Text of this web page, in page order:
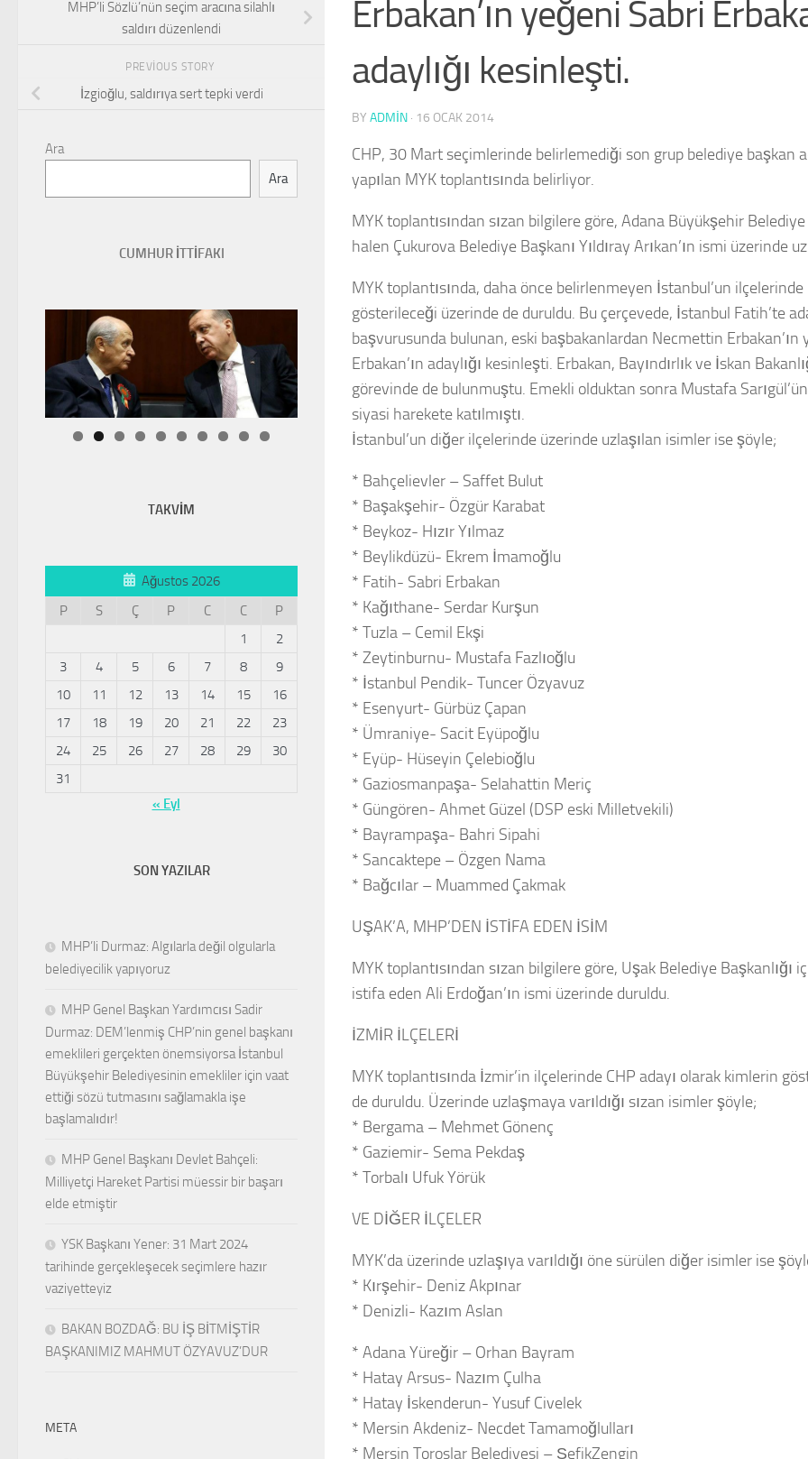
Erbakan’ın yeğeni Sabri
adaylığı kesinleşti.
BY ADMIN · 16 OCAK 2014
CHP, 30 Mart seçimlerinde belirlemediği son grup belediye başkan
yapılan MYK toplantısında belirliyor.
MYK toplantısından sızan bilgilere göre, Adana Büyükşehir Belediye
halen Çukurova Belediye Başkanı Yıldıray Arıkan’ın ismi üzerinde
MYK toplantısında, daha önce belirlenmeyen İstanbul’un
gösterileceği üzerinde de duruldu. Bu çerçevede, İstanbul Fatih’te
başvurusunda bulunan, eski başbakanlardan Necmettin Erbakan’ın
Erbakan’ın adaylığı kesinleşti. Erbakan, Bayındırlık ve İskan
görevinde de bulunmuştu. Emekli olduktan sonra Mustafa
siyasi harekete katılmıştı.
İstanbul’un diğer ilçelerinde üzerinde uzlaşılan isimler ise şöyle;
* Bahçelievler – Saffet Bulut
* Başakşehir- Özgür Karabat
* Beykoz- Hızır Yılmaz
* Beylikdüzü- Ekrem İmamoğlu
* Fatih- Sabri Erbakan
* Kağıthane- Serdar Kurşun
* Tuzla – Cemil Ekşi
* Zeytinburnu- Mustafa Fazlıoğlu
* İstanbul Pendik- Tuncer Özyavuz
* Esenyurt- Gürbüz Çapan
* Ümraniye- Sacit Eyüpoğlu
* Eyüp- Hüseyin Çelebioğlu
* Gaziosmanpaşa- Selahattin Meriç
* Güngören- Ahmet Güzel (DSP eski Milletvekili)
* Bayrampaşa- Bahri Sipahi
* Sancaktepe – Özgen Nama
* Bağcılar – Muammed Çakmak
UŞAK’A, MHP’DEN İSTİFA EDEN İSİM
MYK toplantısından sızan bilgilere göre, Uşak Belediye Başkanlığı
istifa eden Ali Erdoğan’ın ismi üzerinde duruldu.
İZMİR İLÇELERİ
MYK toplantısında İzmir’in ilçelerinde CHP adayı olarak kimlerin
de duruldu. Üzerinde uzlaşmaya varıldığı sızan isimler şöyle;
* Bergama – Mehmet Gönenç
* Gaziemir- Sema Pekdaş
* Torbalı Ufuk Yörük
VE DİĞER İLÇELER
MYK’da üzerinde uzlaşıya varıldığı öne sürülen diğer isimler ise
* Kırşehir- Deniz Akpınar
* Denizli- Kazım Aslan
* Adana Yüreğir – Orhan Bayram
* Hatay Arsus- Nazım Çulha
* Hatay İskenderun- Yusuf Civelek
* Mersin Akdeniz- Necdet Tamamoğlulları
* Mersin Toroslar Belediyesi – ŞefikZengin
MHP’li Sözlü’nün seçim aracına silahlı
saldırı düzenlendi
PREVIOUS STORY
İzgioğlu, saldırıya sert tepki verdi
Ara
Ara
CUMHUR İTTİFAKI
TAKVİM
Ağustos 2026
P
S Ç P C C
P
1
2
3
4 5 6 7 8
9
10
11 12 13 14 15
16
17
18 19 20 21 22
23
24
25 26 27 28 29
30
31
« Eyl
SON YAZILAR
MHP’li Durmaz: Algılarla değil olgularla
belediyecilik yapıyoruz
MHP Genel Başkan Yardımcısı Sadir
Durmaz: DEM’lenmiş CHP’nin genel başkanı
emeklileri gerçekten önemsiyorsa İstanbul
Büyükşehir Belediyesinin emekliler için vaat
ettiği sözü tutmasını sağlamakla işe
başlamalıdır!
MHP Genel Başkanı Devlet Bahçeli:
Milliyetçi Hareket Partisi müessir bir başarı
elde etmiştir
YSK Başkanı Yener: 31 Mart 2024
tarihinde gerçekleşecek seçimlere hazır
vaziyetteyiz
BAKAN BOZDAĞ: BU İŞ BİTMİŞTİR
BAŞKANIMIZ MAHMUT ÖZYAVUZ’DUR
META